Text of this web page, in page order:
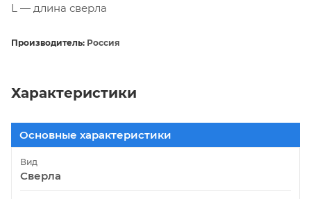
L — длина сверла
Производитель: Россия
Характеристики
Основные характеристики
Вид
Сверла